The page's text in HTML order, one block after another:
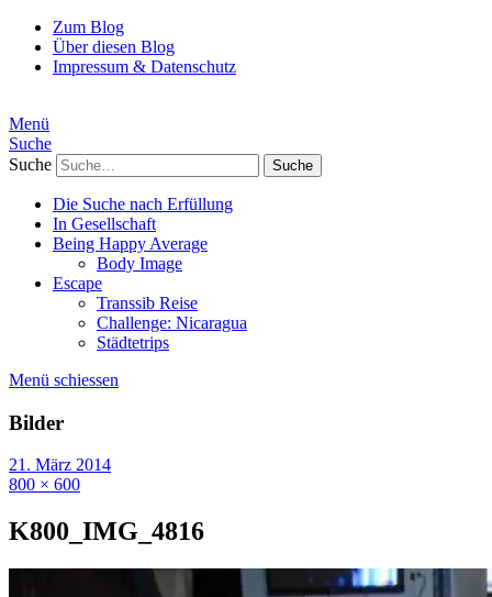
Zum Blog
Über diesen Blog
Impressum & Datenschutz
Menü
Suche
Suche
Die Suche nach Erfüllung
In Gesellschaft
Being Happy Average
Body Image
Escape
Transsib Reise
Challenge: Nicaragua
Städtetrips
Menü schiessen
Bilder
21. März 2014
800 × 600
K800_IMG_4816